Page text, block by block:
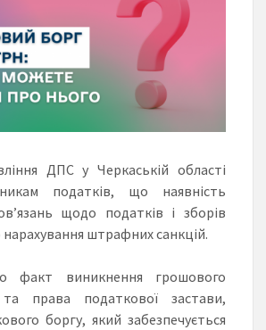
ДПС у Черкаській області
податків, що наявність
щодо податків і зборів
нарахування штрафних санкцій.
факт виникнення грошового
та права податкової застави,
боргу, який забезпечується